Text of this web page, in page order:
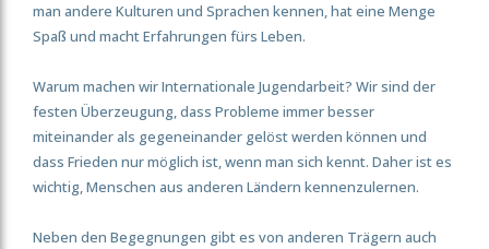
man andere Kulturen und Sprachen kennen, hat eine Menge
Spaß und macht Erfahrungen fürs Leben.
Warum machen wir Internationale Jugendarbeit? Wir sind der
festen Überzeugung, dass Probleme immer besser
miteinander als gegeneinander gelöst werden können und
dass Frieden nur möglich ist, wenn man sich kennt. Daher ist es
wichtig, Menschen aus anderen Ländern kennenzulernen.
Neben den Begegnungen gibt es von anderen Trägern auch